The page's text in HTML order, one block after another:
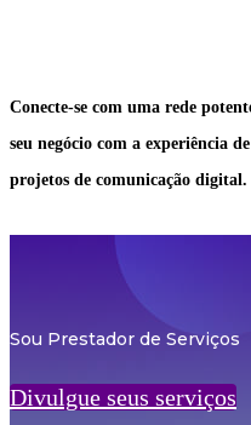
Conecte-se com uma rede
seu negócio com a experiência
projetos de comunicação digital.
Sou Prestador de Serviços
Divulgue seus serviços